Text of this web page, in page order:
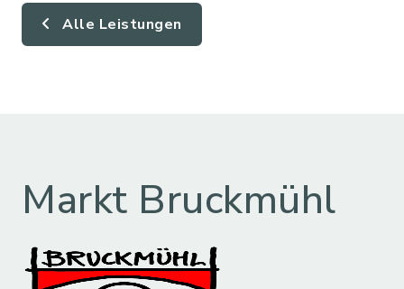
Alle Leistungen
Markt Bruckmühl